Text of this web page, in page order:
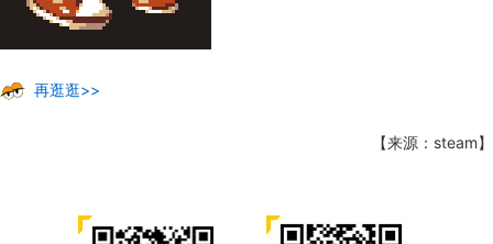
再逛逛>>
【来源：steam】